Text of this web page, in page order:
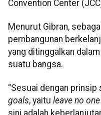
Convention Center
Menurut Gibran,
pembangunan
yang ditinggalkan
suatu bangsa.
“Sesuai dengan prinsip
goals, yaitu leave no